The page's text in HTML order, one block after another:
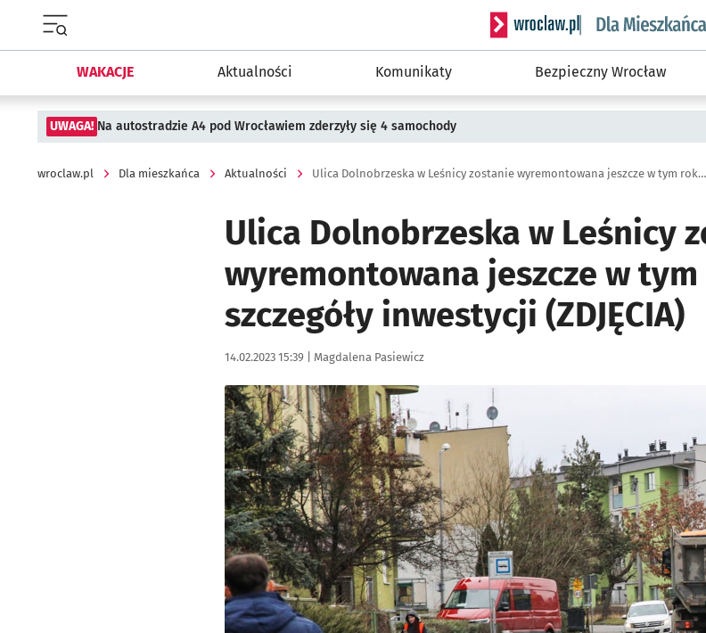
Serwis informacyjny wroclaw.pl
WAKACJE Aktualności Komunikaty Bezpieczny Wrocław
UWAGA! Na autostradzie A4 pod Wrocławiem zderzyły się 4 samochody
wroclaw.pl Dla mieszkańca Aktualności Ulica Dolnobrzeska w Leśnicy zostanie wyremontowana jeszcze w tym roku! Sprawdź szczegóły inwestycji (ZDJĘCIA)
Ulica Dolnobrzeska w Leśnicy
wyremontowana jeszcze w
szczegóły inwestycji (ZDJĘCIA)
Data publikacji:
14.02.2023 15:39 | Autor:
Magdalena Pasiewicz
Kliknij, aby zobaczyć galerię